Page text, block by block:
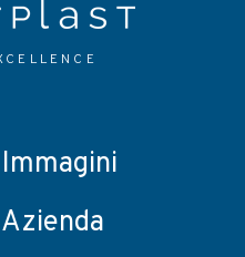
Immagini
Azienda